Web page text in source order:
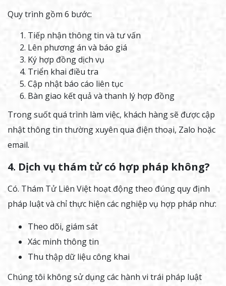
Quy trình gồm 6 bước:
Tiếp nhận thông tin và tư vấn
Lên phương án và báo giá
Ký hợp đồng dịch vụ
Triển khai điều tra
Cập nhật báo cáo liên tục
Bàn giao kết quả và thanh lý hợp đồng
Trong suốt quá trình làm việc, khách hàng sẽ được cập
nhật thông tin thường xuyên qua điện thoại, Zalo hoặc
email.
4. Dịch vụ thám tử có hợp pháp không?
Có. Thám Tử Liên Việt hoạt động theo đúng quy định
pháp luật và chỉ thực hiện các nghiệp vụ hợp pháp như:
Theo dõi, giám sát
Xác minh thông tin
Thu thập dữ liệu công khai
Chúng tôi không sử dụng các hành vi trái pháp luật